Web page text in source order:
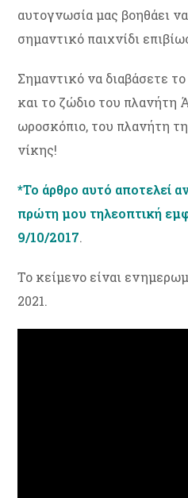
αυτογνωσία μας βοηθάει
σημαντικό παιχνίδι
Σημαντικό να διαβάσετε
και το ζώδιο του πλανήτη
ωροσκόπιο, του πλανήτη
νίκης!
*Το άρθρο αυτό αποτελεί
πρώτη μου τηλεοπτική
9/10/2017.
Το κείμενο είναι
2021.